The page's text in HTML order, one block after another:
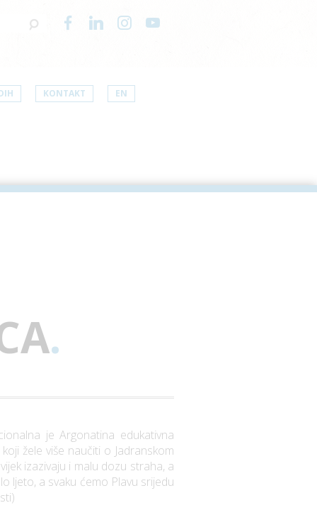
KONTAKT EN
.
je Argonatina edukativna
žele više naučiti o Jadranskom
izazivaju i malu dozu straha, a
ljeto, a svaku ćemo Plavu srijedu